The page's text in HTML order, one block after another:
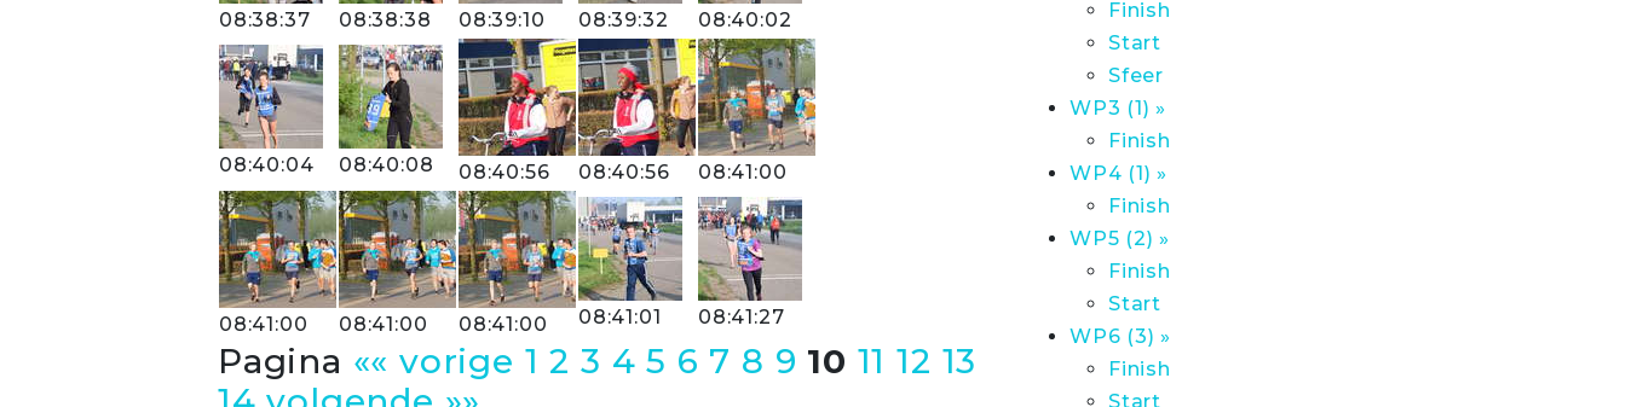
08:38:37 08:38:38 08:39:10 08:39:32 08:40:02
08:40:04 08:40:08 08:40:56 08:40:56 08:41:00
08:41:00 08:41:00 08:41:00 08:41:01 08:41:27
Pagina «« vorige 1 2 3 4 5 6 7 8 9 10 11 12 13
Finish
Start
Sfeer
WP3 (1) »
Finish
WP4 (1) »
Finish
WP5 (2) »
Finish
Start
WP6 (3) »
Finish
Start